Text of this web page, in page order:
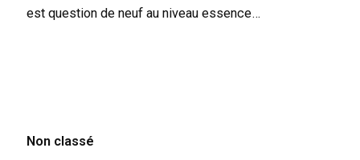
est question de neuf au niveau essence…
Non classé